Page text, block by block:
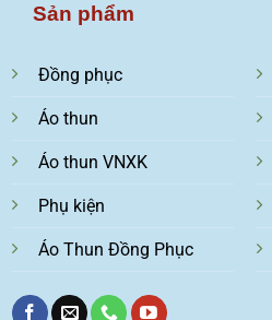
Sản phẩm
Đồng phục
Áo thun
Áo thun VNXK
Phụ kiện
Áo Thun Đồng Phục